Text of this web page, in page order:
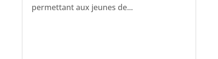
permettant aux jeunes de...